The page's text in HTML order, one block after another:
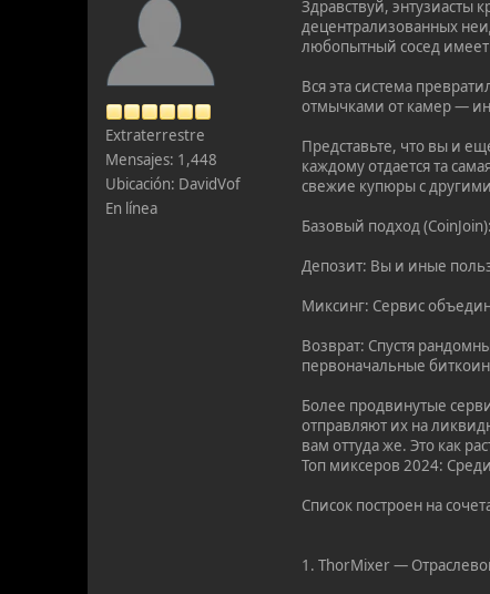
Extraterrestre
Mensajes: 1,448
Ubicación: DavidVof
En línea
Здравствуй,
децентрализованных
любопытный сосед имеет
Вся эта система
отмычками от камер —
Представьте, что вы и
каждому отдается та
свежие купюры с
Базовый подход (CoinJoin):
Депозит: Вы и иные
Миксинг: Сервис
Возврат: Спустя
первоначальные
Более продвинутые
отправляют их на
вам оттуда же. Это как
Топ миксеров 2024:
Список построен на
1. ThorMixer —